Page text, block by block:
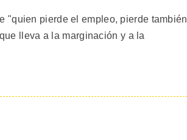
"quien pierde el empleo, pierde también
lleva a la marginación y a la